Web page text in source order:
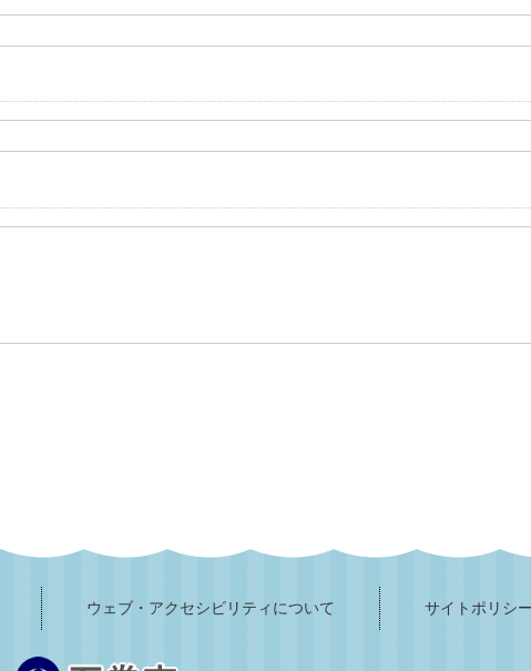
ウェブ・アクセシビリティについて サイトポリシー